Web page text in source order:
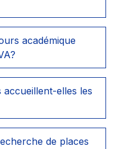
académique
elles les
de places